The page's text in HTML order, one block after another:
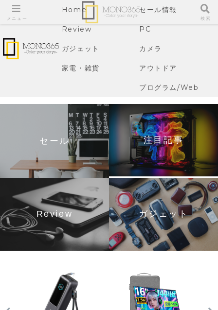
Home セール情報
Review PC
ガジェット カメラ
家電・雑貨 アウトドア
プログラム/Web
セール 注目記事
Review ガジェット
メニュー 検索